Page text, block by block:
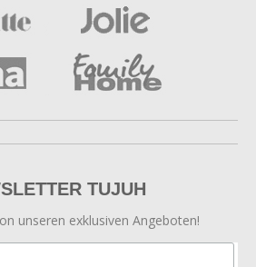
TUJUH
unseren exklusiven Angeboten!